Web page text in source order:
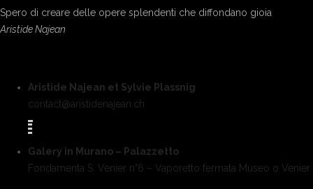
Spero di creare delle opere splendenti che diffondano gioia
Aristide Najean
Aristide Najean et Sylvie Plassnig
contact@aristidenajean.ch
Galery in Murano – Palazzetto
Fondamenta S. Venier n°6 – Vaporetto fermata Museo o Venier